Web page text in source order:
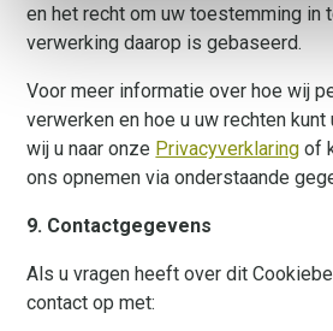
en het recht om uw toestemming in
verwerking daarop is gebaseerd.
Voor meer informatie over hoe wij
verwerken en hoe u uw rechten
wij u naar onze Privacyverklaring of
ons opnemen via onderstaande
9. Contactgegevens
Als u vragen heeft over dit
contact op met: